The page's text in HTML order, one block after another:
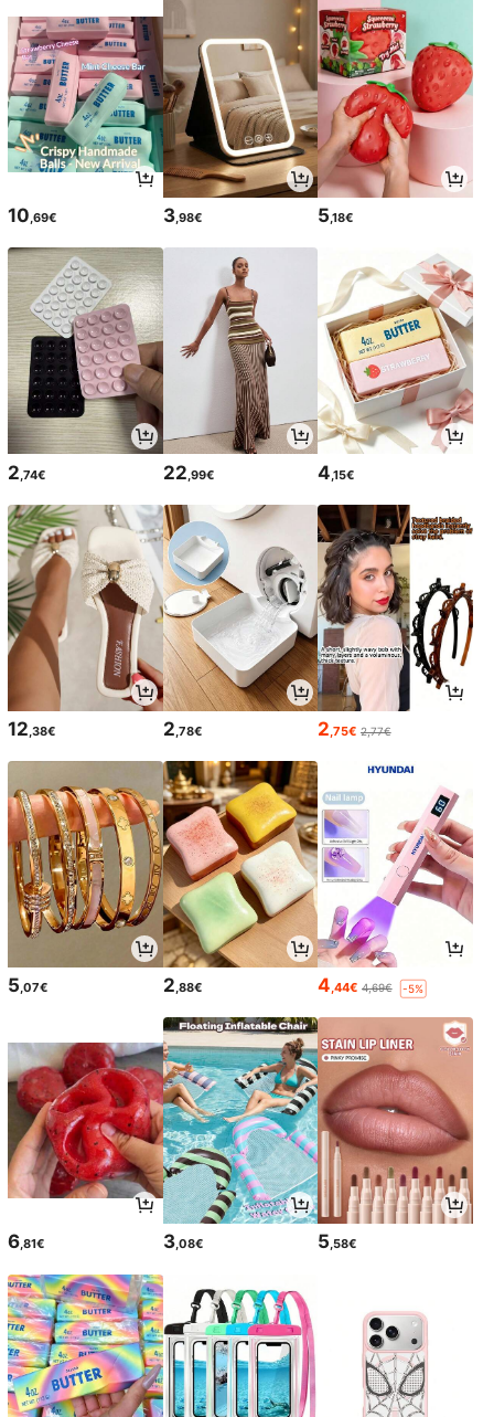
10,69€ 3,98€ 5,18€
2 ,74€ 22 ,99€ 4 ,15€
12,38€ 2,78€ 2,75€ 2,77€
5,07€ 2,88€ 4,44€ 4,69€ -5%
6,81€ 3,08€ 5,58€